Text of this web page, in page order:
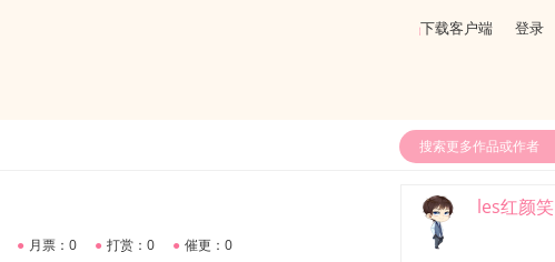
下载客户端 登录
● 月票：0 ● 打赏：0 ● 催更：0
les红颜笑